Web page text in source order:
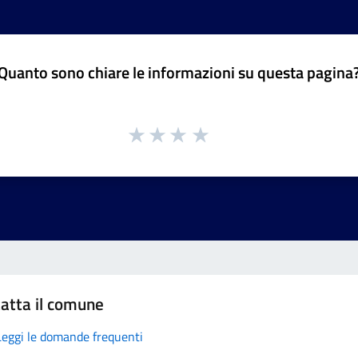
sono chiare le informazioni su questa
il comune
le domande frequenti